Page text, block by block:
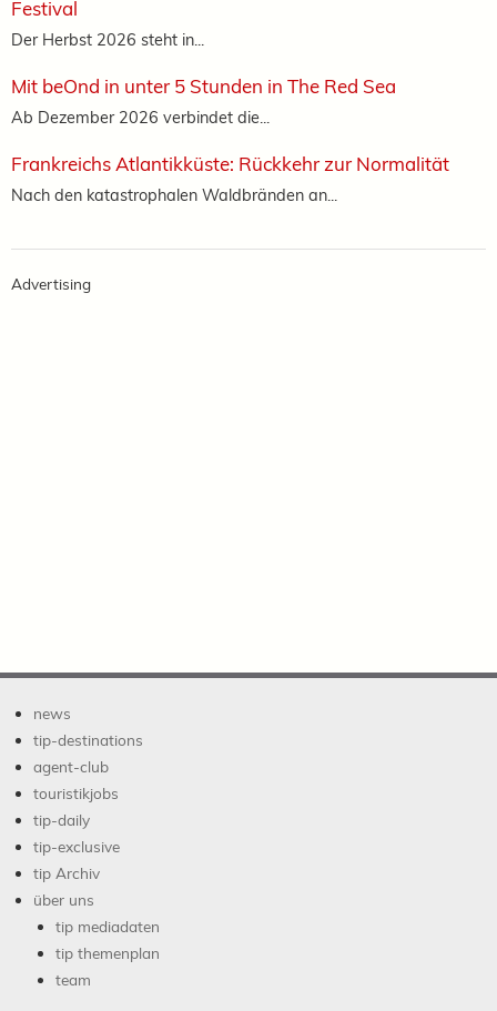
Festival
Der Herbst 2026 steht in...
Mit beOnd in unter 5 Stunden in The Red Sea
Ab Dezember 2026 verbindet die...
Frankreichs Atlantikküste: Rückkehr zur Normalität
Nach den katastrophalen Waldbränden an...
Advertising
news
tip-destinations
agent-club
touristikjobs
tip-daily
tip-exclusive
tip Archiv
über uns
tip mediadaten
tip themenplan
team